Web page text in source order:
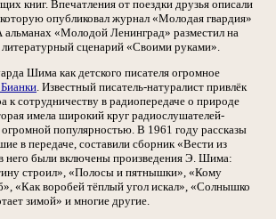
книг. Впечатления от поездки друзья описали
опубликовал журнал «Молодая гвардия»
альманах «Молодой Ленинград» разместил на
сценарий «Своими руками».
Шима как детского писателя огромное
. Известный писатель-натуралист привлёк
к сотрудничеству в радиопередаче о природе
имела широкий круг радиослушателей-
огромной популярностью. В 1961 году рассказы
в передаче, составили сборник «Вести из
него были включены произведения Э. Шима:
строил», «Полосы и пятнышки», «Кому
«Как воробей тёплый угол искал», «Солнышко
зимой» и многие другие.